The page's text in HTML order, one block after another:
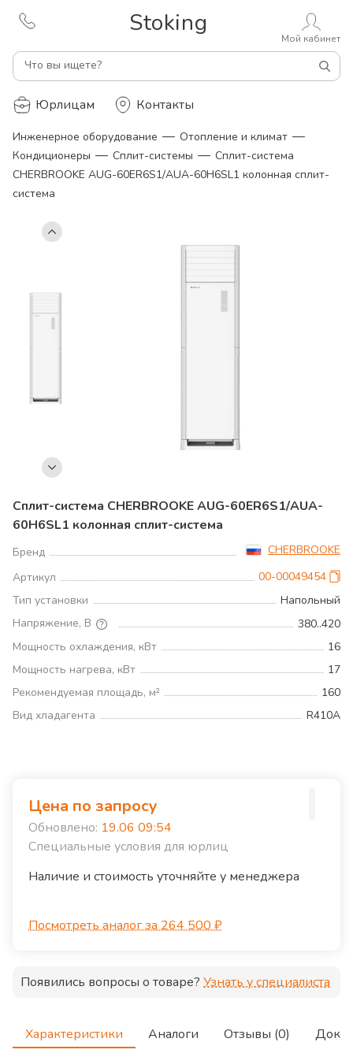
Stoking
Что вы ищете?
Мой кабинет
Юрлицам Контакты
Инженерное оборудование — Отопление и климат —
Кондиционеры — Сплит-системы — Сплит-система
CHERBROOKE AUG-60ER6S1/AUA-60H6SL1 колонная сплит-
система
Сплит-система CHERBROOKE AUG-60ER6S1/AUA-
60H6SL1 колонная сплит-система
Бренд
CHERBROOKE
Артикул
00-00049454
Тип установки
Напольный
Напряжение, В
380..420
Мощность охлаждения, кВт
16
Мощность нагрева, кВт
17
Рекомендуемая площадь, м²
160
Вид хладагента
R410A
Цена по запросу
Обновлено: 19.06 09:54
Специальные условия для юрлиц
Наличие и стоимость уточняйте у менеджера
Посмотреть аналог за 264 500 ₽
Появились вопросы о товаре? Узнать у специалиста
Характеристики Аналоги Отзывы (0)